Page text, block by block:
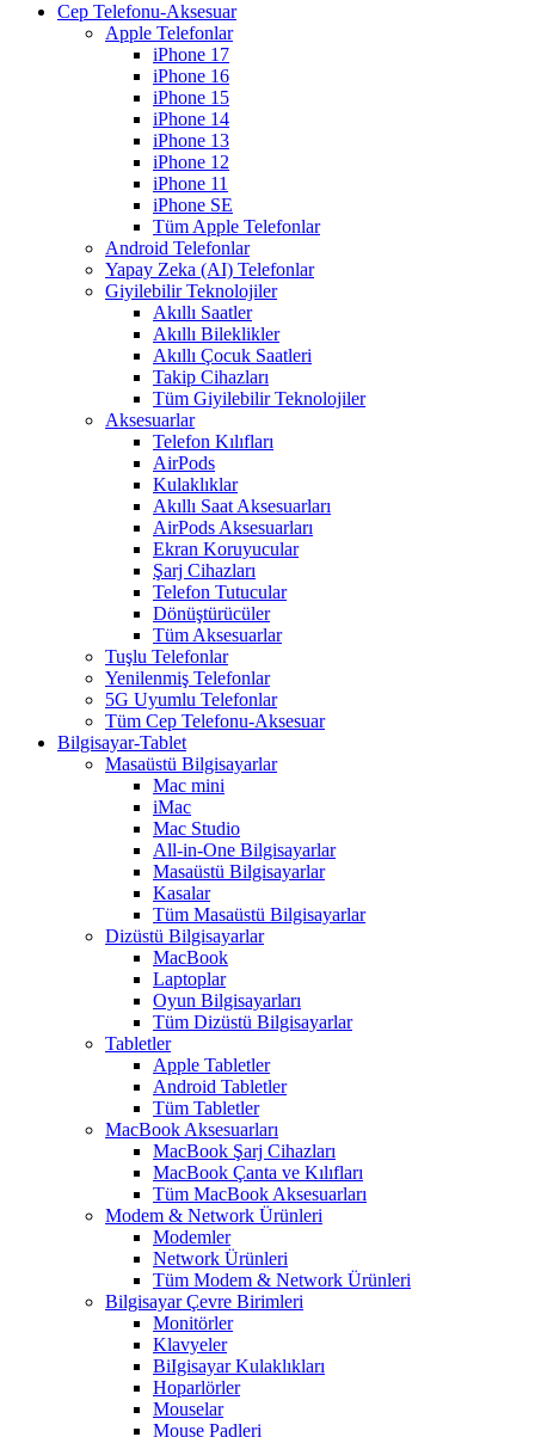
Cep Telefonu-Aksesuar
Apple Telefonlar
iPhone 17
iPhone 16
iPhone 15
iPhone 14
iPhone 13
iPhone 12
iPhone 11
iPhone SE
Tüm Apple Telefonlar
Android Telefonlar
Yapay Zeka (AI) Telefonlar
Giyilebilir Teknolojiler
Akıllı Saatler
Akıllı Bileklikler
Akıllı Çocuk Saatleri
Takip Cihazları
Tüm Giyilebilir Teknolojiler
Aksesuarlar
Telefon Kılıfları
AirPods
Kulaklıklar
Akıllı Saat Aksesuarları
AirPods Aksesuarları
Ekran Koruyucular
Şarj Cihazları
Telefon Tutucular
Dönüştürücüler
Tüm Aksesuarlar
Tuşlu Telefonlar
Yenilenmiş Telefonlar
5G Uyumlu Telefonlar
Tüm Cep Telefonu-Aksesuar
Bilgisayar-Tablet
Masaüstü Bilgisayarlar
Mac mini
iMac
Mac Studio
All-in-One Bilgisayarlar
Masaüstü Bilgisayarlar
Kasalar
Tüm Masaüstü Bilgisayarlar
Dizüstü Bilgisayarlar
MacBook
Laptoplar
Oyun Bilgisayarları
Tüm Dizüstü Bilgisayarlar
Tabletler
Apple Tabletler
Android Tabletler
Tüm Tabletler
MacBook Aksesuarları
MacBook Şarj Cihazları
MacBook Çanta ve Kılıfları
Tüm MacBook Aksesuarları
Modem & Network Ürünleri
Modemler
Network Ürünleri
Tüm Modem & Network Ürünleri
Bilgisayar Çevre Birimleri
Monitörler
Klavyeler
BiIgisayar Kulaklıkları
Hoparlörler
Mouselar
Mouse Padleri